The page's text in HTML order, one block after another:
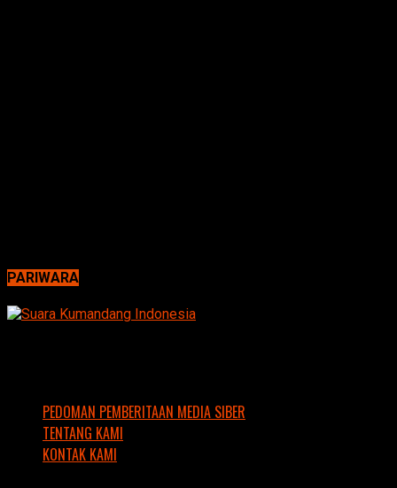
PARIWARA
PEDOMAN PEMBERITAAN MEDIA SIBER
TENTANG KAMI
KONTAK KAMI